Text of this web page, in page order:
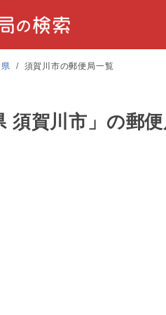
須賀川市の郵便局一覧
須賀川市」の郵